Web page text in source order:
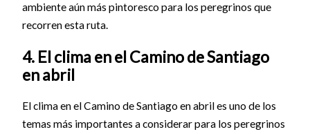
ambiente aún más pintoresco para los peregrinos que
recorren esta ruta.
4. El clima en el Camino de Santiago
en abril
El clima en el Camino de Santiago en abril es uno de los
temas más importantes a considerar para los peregrinos